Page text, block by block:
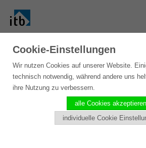
Cookie-Einstellungen
Wir nutzen Cookies auf unserer Website.
technisch notwendig, während andere uns
ihre Nutzung zu verbessern.
alle Cookies akzeptieren
individuelle Cookie